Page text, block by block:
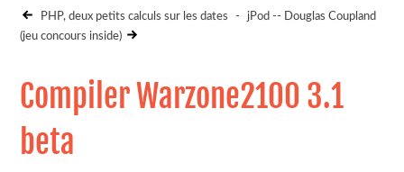
PHP, deux petits calculs sur les dates -
jPod -- Douglas Coupland
(jeu concours inside)
Compiler Warzone2100 3.1
beta